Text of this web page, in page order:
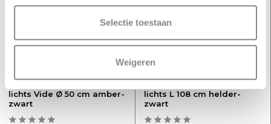
Selectie toestaan
Weigeren
lichts Vide Ø 50 cm amber-
zwart
lichts L 108 cm helder-
zwart